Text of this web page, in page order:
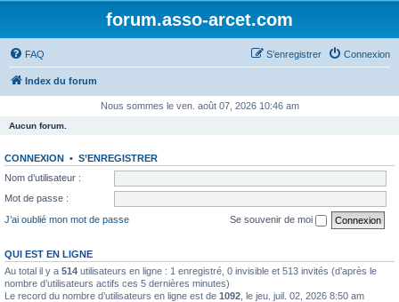
forum.asso-arcet.com
FAQ Connexion
S’enregistrer
Index du forum
Nous sommes le ven. août 07, 2026 10:46 am
Aucun forum.
CONNEXION • S’ENREGISTRER
Nom d’utilisateur :
Mot de passe :
J’ai oublié mon mot de passe
Se souvenir de moi
QUI EST EN LIGNE
Au total il y a 514 utilisateurs en ligne : 1 enregistré, 0 invisible et 513 invités (d’après le
nombre d’utilisateurs actifs ces 5 dernières minutes)
Le record du nombre d’utilisateurs en ligne est de 1092 , le jeu. juil. 02, 2026 8:50 am